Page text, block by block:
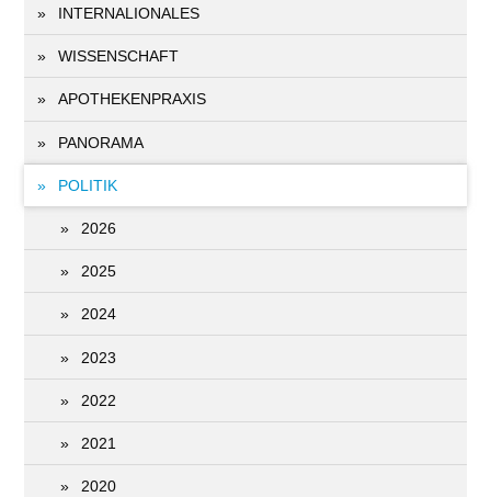
INTERNALIONALES
WISSENSCHAFT
APOTHEKENPRAXIS
PANORAMA
POLITIK
2026
2025
2024
2023
2022
2021
2020